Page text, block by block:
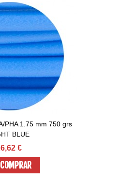
PHA 1.75 mm 750 grs
BLUE
€
COMPRAR